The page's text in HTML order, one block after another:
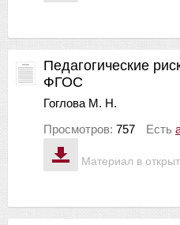
Материал в
Педагогические
ФГОС
Гоглова М. Н.
Просмотров: 757 Есть